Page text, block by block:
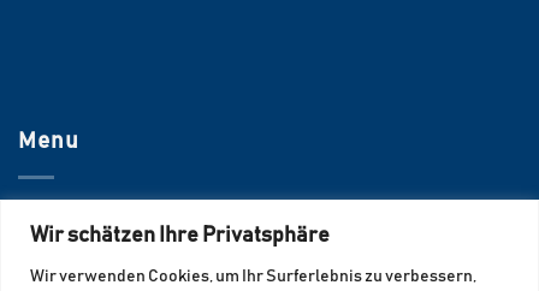
Wir schätzen Ihre Privatsphäre
Wir verwenden Cookies, um Ihr Surferlebnis zu verbessern,
Menu
UNTERNEHMEN
JOBS